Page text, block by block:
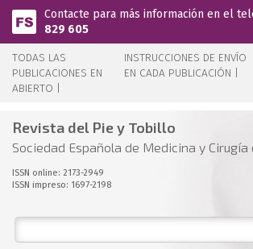
Pasar al contenido principal
Contacte para más información en el
829 605
TODAS LAS
PUBLICACIONES EN
ABIERTO |
INSTRUCCIONES DE ENVÍO
EN CADA PUBLICACIÓN |
Revista del Pie y Tobillo
Sociedad Española de Medicina y Cirugía
ISSN online: 2173-2949
ISSN impreso: 1697-2198